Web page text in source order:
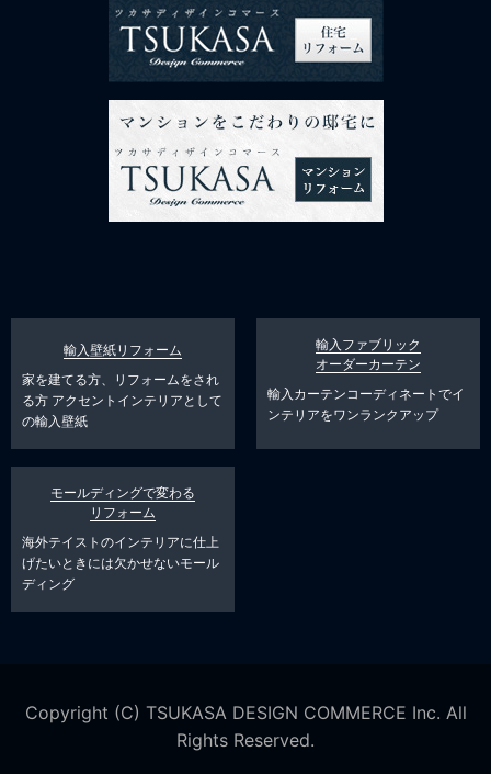
輸入壁紙リフォーム
家を建てる方、リフォームをされ
る方 アクセントインテリアとして
の輸入壁紙
輸入ファブリック
オーダーカーテン
輸入カーテンコーディネートでイ
ンテリアをワンランクアップ
モールディングで変わる
リフォーム
海外テイストのインテリアに仕上
げたいときには欠かせないモール
ディング
Copyright (C) TSUKASA DESIGN COMMERCE Inc. All
Rights Reserved.